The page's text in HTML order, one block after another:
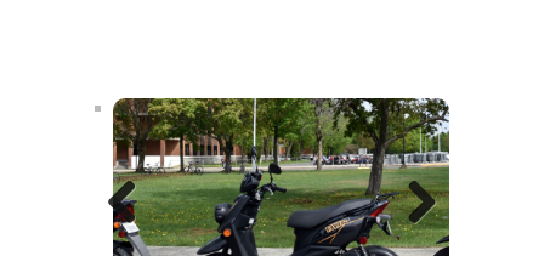
Previous Next